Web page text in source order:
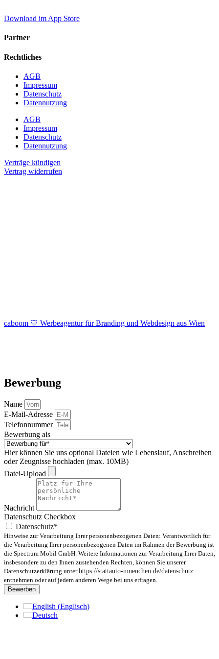
Download im App Store
Partner
Rechtliches
AGB
Impressum
Datenschutz
Datennutzung
AGB
Impressum
Datenschutz
Datennutzung
Verträge kündigen
Vertrag widerrufen
caboom 💛 Werbeagentur für Branding und Webdesign aus Wien
Bewerbung
Name
E-Mail-Adresse
Telefonnummer
Bewerbung als
Hier können Sie uns optional Dateien wie Lebenslauf, Anschreiben
oder Zeugnisse hochladen (max. 10MB)
Datei-Upload
Nachricht
Datenschutz Checkbox
Datenschutz*
Hinweise zur Verarbeitung Ihrer personenbezogenen Daten: Verantwortlich für
die Verarbeitung Ihrer personenbezogenen Daten im Rahmen der Bewerbung ist
die Spectrum Mobil GmbH. Weitere Informationen zur Verarbeitung Ihrer Daten,
insbesondere zu den Ihnen zustehenden Rechten, können Sie unserer
Datenschutzerklärung unterhttps://stattauto-muenchen.de/datenschutz
entnehmen oder auf jedem anderen Wege bei uns erfragen.
Bewerben
English (Englisch)
Deutsch